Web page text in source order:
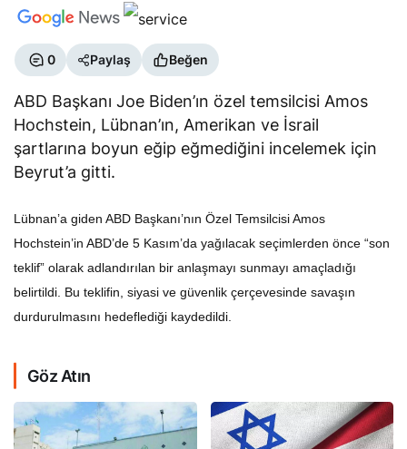
0 Paylaş Beğen
ABD Başkanı Joe Biden’ın özel temsilcisi Amos
Hochstein, Lübnan’ın, Amerikan ve İsrail
şartlarına boyun eğip eğmediğini incelemek için
Beyrut’a gitti.
Lübnan’a giden ABD Başkanı’nın Özel Temsilcisi Amos
Hochstein’in ABD’de 5 Kasım’da yağılacak seçimlerden önce “son
teklif” olarak adlandırılan bir anlaşmayı sunmayı amaçladığı
belirtildi. Bu teklifin, siyasi ve güvenlik çerçevesinde savaşın
durdurulmasını hedeflediği kaydedildi.
Göz Atın